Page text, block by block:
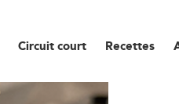
Circuit court Recettes